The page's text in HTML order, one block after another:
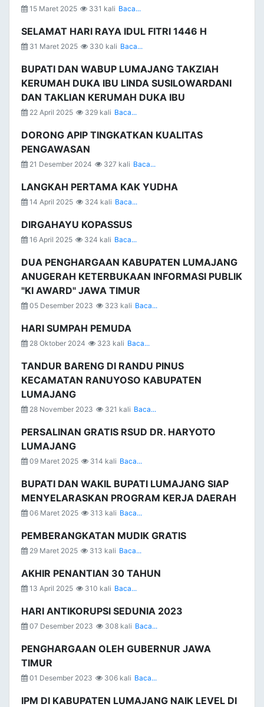
15 Maret 2025 331 kali Baca...
SELAMAT HARI RAYA IDUL FITRI 1446 H
31 Maret 2025 330 kali Baca...
BUPATI DAN WABUP LUMAJANG TAKZIAH
KERUMAH DUKA IBU LINDA SUSILOWARDANI
DAN TAKLIAN KERUMAH DUKA IBU
22 April 2025 329 kali Baca...
DORONG APIP TINGKATKAN KUALITAS
PENGAWASAN
21 Desember 2024 327 kali Baca...
LANGKAH PERTAMA KAK YUDHA
14 April 2025 324 kali Baca...
DIRGAHAYU KOPASSUS
16 April 2025 324 kali Baca...
DUA PENGHARGAAN KABUPATEN LUMAJANG
ANUGERAH KETERBUKAAN INFORMASI PUBLIK
"KI AWARD" JAWA TIMUR
05 Desember 2023 323 kali Baca...
HARI SUMPAH PEMUDA
28 Oktober 2024 323 kali Baca...
TANDUR BARENG DI RANDU PINUS
KECAMATAN RANUYOSO KABUPATEN
LUMAJANG
28 November 2023 321 kali Baca...
PERSALINAN GRATIS RSUD DR. HARYOTO
LUMAJANG
09 Maret 2025 314 kali Baca...
BUPATI DAN WAKIL BUPATI LUMAJANG SIAP
MENYELARASKAN PROGRAM KERJA DAERAH
06 Maret 2025 313 kali Baca...
PEMBERANGKATAN MUDIK GRATIS
29 Maret 2025 313 kali Baca...
AKHIR PENANTIAN 30 TAHUN
13 April 2025 310 kali Baca...
HARI ANTIKORUPSI SEDUNIA 2023
07 Desember 2023 308 kali Baca...
PENGHARGAAN OLEH GUBERNUR JAWA
TIMUR
01 Desember 2023 306 kali Baca...
IPM DI KABUPATEN LUMAJANG NAIK LEVEL DI